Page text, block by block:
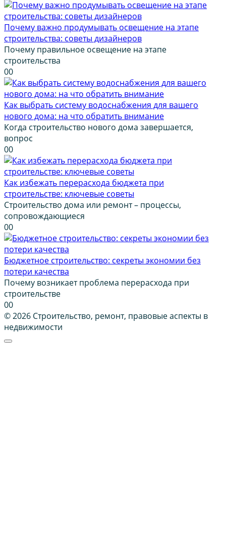
Почему важно продумывать освещение на этапе
строительства: советы дизайнеров
Почему правильное освещение на этапе
строительства
00
Как выбрать систему водоснабжения для вашего
нового дома: на что обратить внимание
Когда строительство нового дома завершается,
вопрос
00
Как избежать перерасхода бюджета при
строительстве: ключевые советы
Строительство дома или ремонт – процессы,
сопровождающиеся
00
Бюджетное строительство: секреты экономии без
потери качества
Почему возникает проблема перерасхода при
строительстве
00
© 2026 Строительство, ремонт, правовые аспекты в
недвижимости